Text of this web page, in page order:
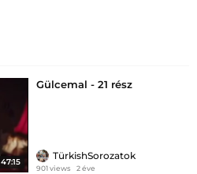
47:15
Gülcemal - 21 rész
TürkishSorozatok
901 views 2 éve